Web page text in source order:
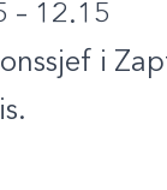
– 12.15
i